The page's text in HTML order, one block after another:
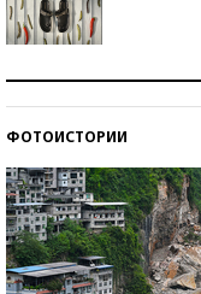
ФОТОИСТОРИИ